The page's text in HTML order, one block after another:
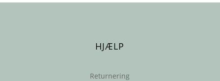
HJÆLP
Returnering